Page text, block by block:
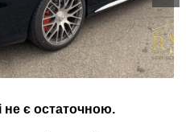
не є остаточною.